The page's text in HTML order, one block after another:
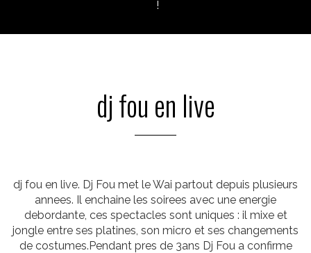
!
dj fou en live
dj fou en live. Dj Fou met le Wai partout depuis plusieurs
annees. Il enchaine les soirees avec une energie
debordante, ces spectacles sont uniques : il mixe et
jongle entre ses platines, son micro et ses changements
de costumes.Pendant pres de 3ans Dj Fou a confirme